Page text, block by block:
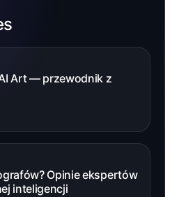
Art — przewodnik z
Opinie ekspertów
inteligencji